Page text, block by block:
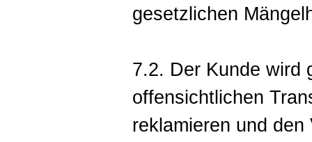
gesetzlichen
7.2. Der Kunde wird
offensichtlichen
reklamieren und